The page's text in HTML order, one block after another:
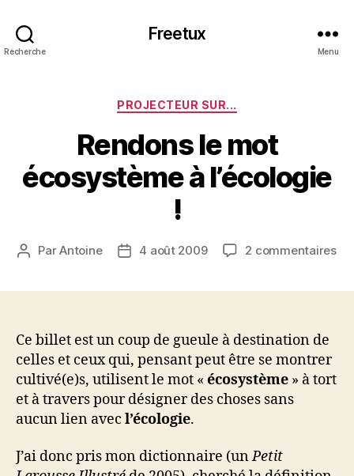
Recherche
Freetux
Menu
Catégories
PROJECTEUR SUR...
Rendons le mot
écosystème à l’écologie
!
Auteur
ParAntoine
Date4 août 2009 2 commentairessur
Ce billet est un coup de gueule à destination de
celles et ceux qui, pensant peut être se montrer
cultivé(e)s, utilisent le mot « écosystème » à tort
et à travers pour désigner des choses sans
aucun lien avec l’écologie.
J’ai donc pris mon dictionnaire (unPetit